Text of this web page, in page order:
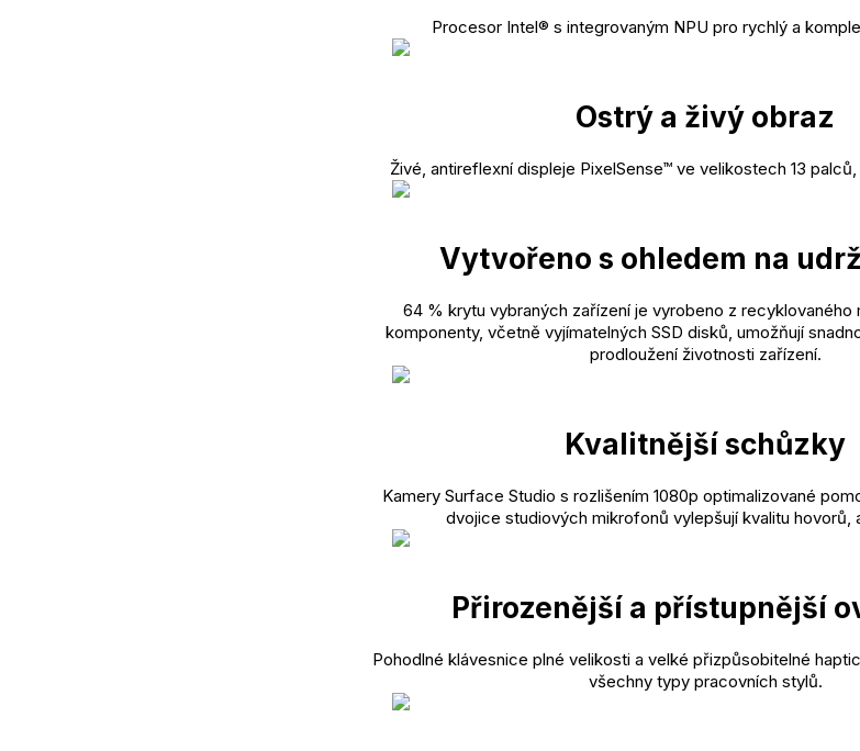
Procesor Intel® s integrovaným NPU pro rychlý a
Ostrý a živý obraz
Živé, antireflexní displeje PixelSense™ ve velikostech 13 palců,
Vytvořeno s ohledem na
64 % krytu vybraných zařízení je vyrobeno z recyklovaného
komponenty, včetně vyjímatelných SSD disků, umožňují
prodloužení životnosti zařízení.
Kvalitnější schůzky
Kamery Surface Studio s rozlišením 1080p optimalizované
dvojice studiových mikrofonů vylepšují kvalitu hovorů,
Přirozenější a přístupnější
Pohodlné klávesnice plné velikosti a velké přizpůsobitelné
všechny typy pracovních stylů.